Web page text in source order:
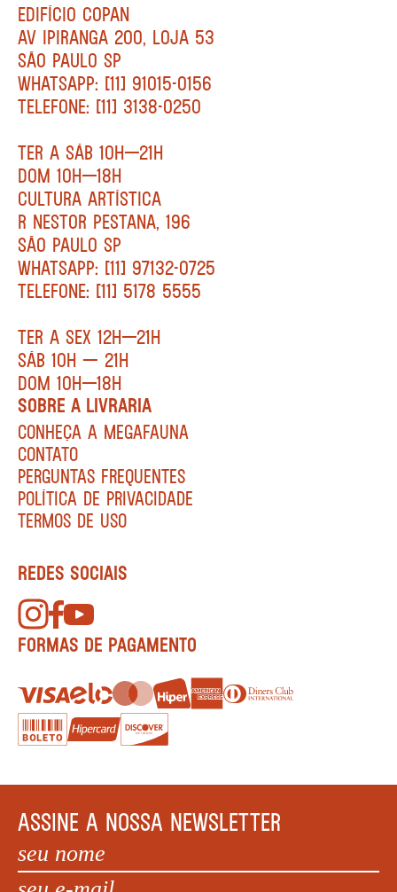
EDIFÍCIO COPAN
AV IPIRANGA 200, LOJA 53
SÃO PAULO SP
WHATSAPP: [11] 91015-0156
TELEFONE: [11] 3138-0250
TER A SÁB 10H—21H
DOM 10H—18H
CULTURA ARTÍSTICA
R NESTOR PESTANA, 196
SÃO PAULO SP
WHATSAPP: [11] 97132-0725
TELEFONE: [11] 5178 5555
TER A SEX 12H—21H
SÁB 10H — 21H
DOM 10H—18H
SOBRE A LIVRARIA
CONHEÇA A MEGAFAUNA
CONTATO
PERGUNTAS FREQUENTES
POLÍTICA DE PRIVACIDADE
TERMOS DE USO
REDES SOCIAIS
FORMAS DE PAGAMENTO
ASSINE A NOSSA NEWSLETTER